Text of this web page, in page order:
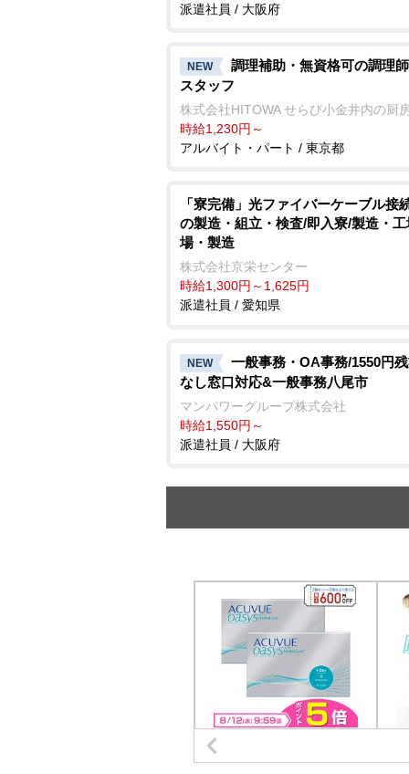
派遣社員 / 大阪府
NEW
調理補助・無資格可の調理
スタッフ
株式会社HITOWA せらび小金井内の厨
時給1,230円～
アルバイト・パート / 東京都
「寮完備」光ファイバーケーブル接
の製造・組立・検査/即入寮/製造・
場・製造
株式会社京栄センター
時給1,300円～1,625円
派遣社員 / 愛知県
NEW
一般事務・OA事務/1550円
なし窓口対応&一般事務八尾市
マンパワーグループ株式会社
時給1,550円～
派遣社員 / 大阪府